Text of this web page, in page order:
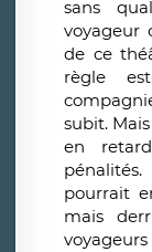
sans
voyageur
de ce
règle
subit.
en
pourrait
mais
voyageurs